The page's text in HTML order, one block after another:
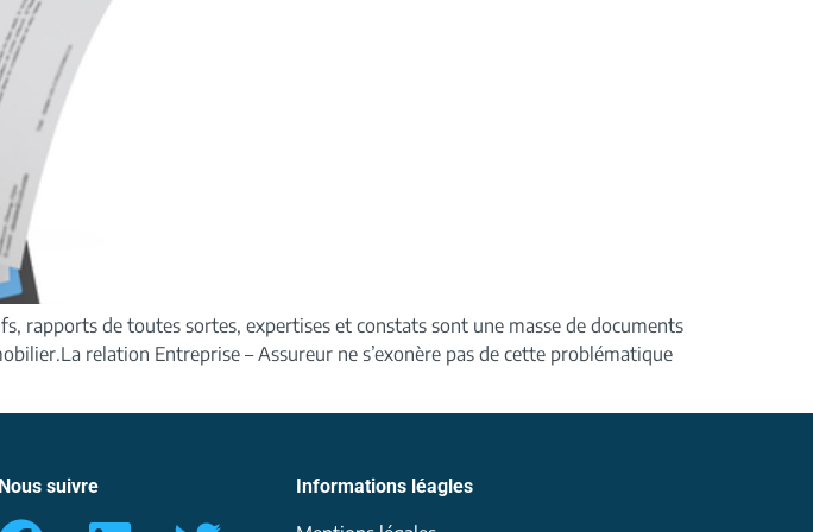
rapports de toutes sortes, expertises et constats sont une masse de documents
relation Entreprise – Assureur ne s’exonère pas de cette problématique
Nous suivre Informations léagles